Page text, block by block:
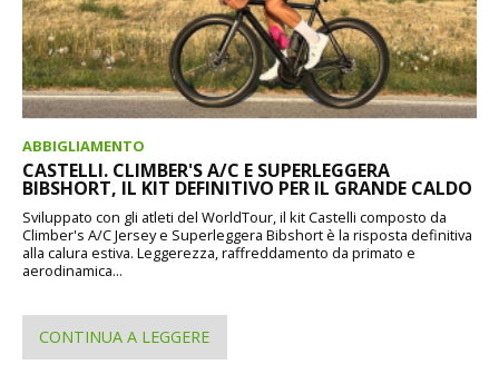
ABBIGLIAMENTO
CASTELLI. CLIMBER'S A/C E SUPERLEGGERA
BIBSHORT, IL KIT DEFINITIVO PER IL GRANDE CALDO
Sviluppato con gli atleti del WorldTour, il kit Castelli composto da
Climber's A/C Jersey e Superleggera Bibshort è la risposta definitiva
alla calura estiva. Leggerezza, raffreddamento da primato e
aerodinamica...
CONTINUA A LEGGERE